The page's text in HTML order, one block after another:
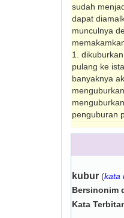
sudah
dapat
munculnya
1.
pulang ke
banyaknya
penguburan
kubur (kata
Bersinonim
Kata